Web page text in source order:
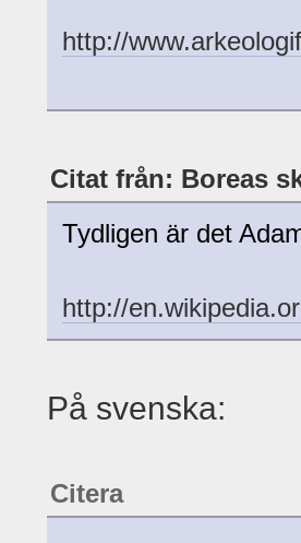
http://
Citat från: Boreas
Tydligen är det
http://
På svenska:
Citera